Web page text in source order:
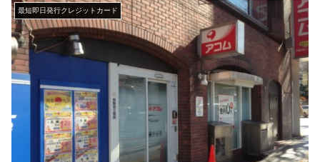
最短即日発行クレジットカード